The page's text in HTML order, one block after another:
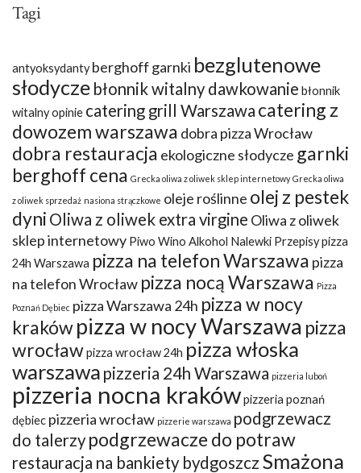
Tagi
antyoksydanty berghoff garnki bezglutenowe
słodycze błonnik witalny dawkowanie błonnik
witalny opinie catering grill Warszawa catering z
dowozem warszawa dobra pizza Wrocław
dobra restauracja ekologiczne słodycze garnki
berghoff cena Grecka oliwa z oliwek sklep internetowy Grecka oliwa
z oliwek sprzedaż nasiona strączkowe oleje roślinne olej z pestek
dyni Oliwa z oliwek extra virgine Oliwa z oliwek
sklep internetowy Piwo Wino Alkohol Nalewki Przepisypizza
24h Warszawa pizza na telefon Warszawa pizza
na telefon Wrocław pizza nocą Warszawa Pizza
Poznań Dębiec pizza Warszawa 24h pizza w nocy
krakówpizza w nocy Warszawa pizza
wrocławpizza wrocław 24h pizza włoska
warszawa pizzeria 24h Warszawa pizzeria luboń
pizzeria nocna krakówpizzeria poznań
dębiec pizzeria wrocław pizzerie warszawa podgrzewacz
do talerzy podgrzewacze do potraw
restauracja na bankiety bydgoszcz Smażona